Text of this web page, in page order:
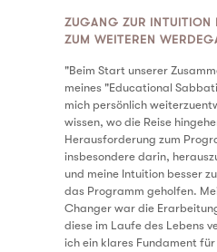
ZUGANG ZUR INTUITION
ZUM WEITEREN
"Beim Start unserer
meines "Educational
mich persönlich
wissen, wo die Reise
Herausforderung zum
insbesondere darin,
und meine Intuition besser
das Programm geholfen.
Changer war die
diese im Laufe des Lebens
ich ein klares Fundament